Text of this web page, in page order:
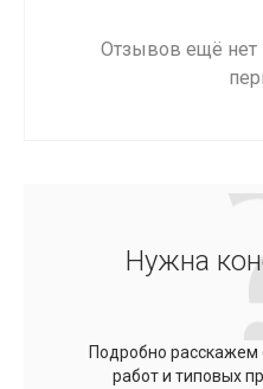
Отзывов ещё нет
Нужна
Подробно расскажем
работ и типовых